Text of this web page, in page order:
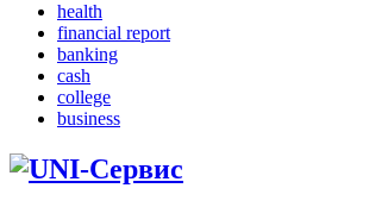
health
financial report
banking
cash
college
business